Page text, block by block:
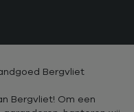
Bergvliet
Bergvliet! Om een